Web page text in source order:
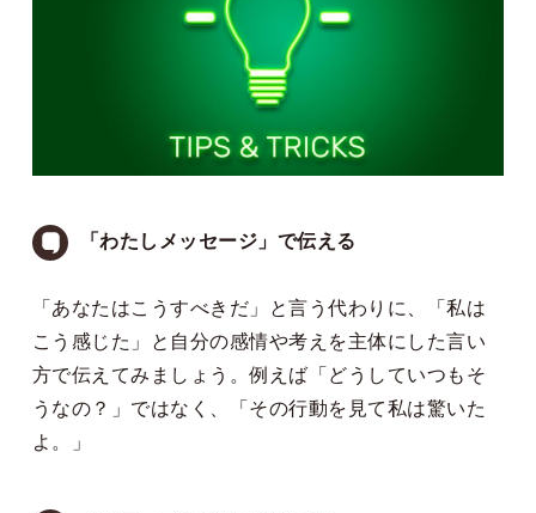
「わたしメッセージ」で伝える
「あなたはこうすべきだ」と言う代わりに、「私は
こう感じた」と自分の感情や考えを主体にした言い
方で伝えてみましょう。例えば「どうしていつもそ
うなの？」ではなく、「その行動を見て私は驚いた
よ。」